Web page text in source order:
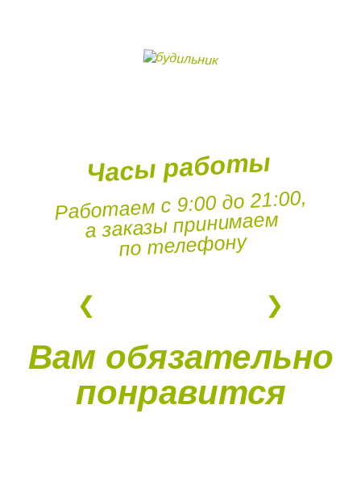
Часы работы
Работаем с 9:00 до 21:00,
а заказы принимаем
по телефону
Вам обязательно
понравится